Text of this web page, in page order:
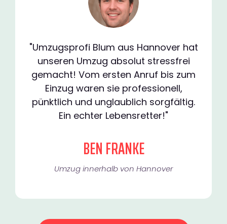
"Umzugsprofi Blum aus Hannover hat
unseren Umzug absolut stressfrei
gemacht! Vom ersten Anruf bis zum
Einzug waren sie professionell,
pünktlich und unglaublich sorgfältig.
Ein echter Lebensretter!"
BEN FRANKE
Umzug innerhalb von Hannover​